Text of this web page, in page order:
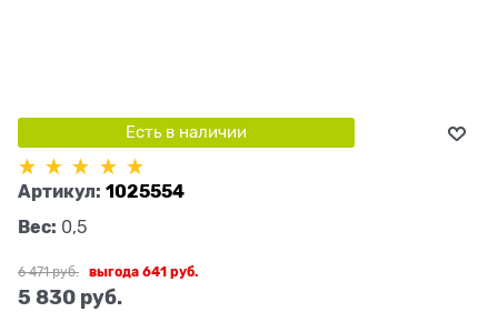
Есть в наличии
Артикул: 1025554
Вес: 0,5
6 471 руб.
5 830 руб.
выгода641 руб.